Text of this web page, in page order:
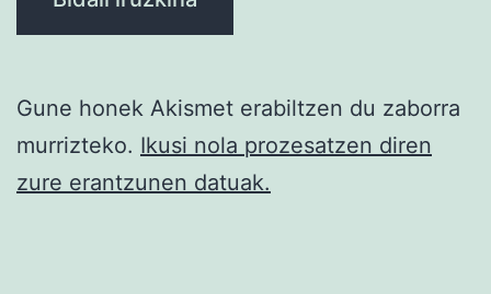
Gune honek Akismet erabiltzen du zaborra
murrizteko. Ikusi nola prozesatzen diren
zure erantzunen datuak.